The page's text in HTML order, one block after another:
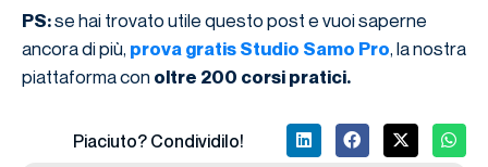
PS:se hai trovato utile questo post e vuoi saperne
ancora di più, prova gratis Studio Samo Pro, la nostra
piattaforma con oltre 200 corsi pratici.
Piaciuto? Condividilo!